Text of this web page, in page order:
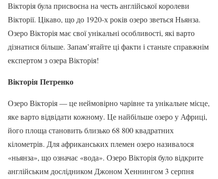
Вікторія була присвоєна на честь англійської королеви
Вікторії. Цікаво, що до 1920-х років озеро зветься Ньянза.
Озеро Вікторія має свої унікальні особливості, які варто
дізнатися більше. Запам’ятайте ці факти і станьте справжнім
експертом з озера Вікторія!
Вікторія Петренко
Озеро Вікторія — це неймовірно чарівне та унікальне місце,
яке варто відвідати кожному. Це найбільше озеро у Африці,
його площа становить близько 68 800 квадратних
кілометрів. Для африканських племен озеро називалося
«ньянза», що означає «вода». Озеро Вікторія було відкрите
англійським дослідником Джоном Хеннингом 3 серпня